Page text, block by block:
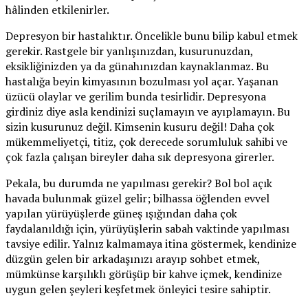
hâlinden etkilenirler.
Depresyon bir hastalıktır. Öncelikle bunu bilip kabul etmek
gerekir. Rastgele bir yanlışınızdan, kusurunuzdan,
eksikliğinizden ya da günahınızdan kaynaklanmaz. Bu
hastalığa beyin kimyasının bozulması yol açar. Yaşanan
üzücü olaylar ve gerilim bunda tesirlidir. Depresyona
girdiniz diye asla kendinizi suçlamayın ve ayıplamayın. Bu
sizin kusurunuz değil. Kimsenin kusuru değil! Daha çok
mükemmeliyetçi, titiz, çok derecede sorumluluk sahibi ve
çok fazla çalışan bireyler daha sık depresyona girerler.
Pekala, bu durumda ne yapılması gerekir? Bol bol açık
havada bulunmak güzel gelir; bilhassa öğlenden evvel
yapılan yürüyüşlerde güneş ışığından daha çok
faydalanıldığı için, yürüyüşlerin sabah vaktinde yapılması
tavsiye edilir. Yalnız kalmamaya itina göstermek, kendinize
düzgün gelen bir arkadaşınızı arayıp sohbet etmek,
mümkünse karşılıklı görüşüp bir kahve içmek, kendinize
uygun gelen şeyleri keşfetmek önleyici tesire sahiptir.